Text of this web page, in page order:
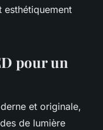
pour un
et originale,
de lumière